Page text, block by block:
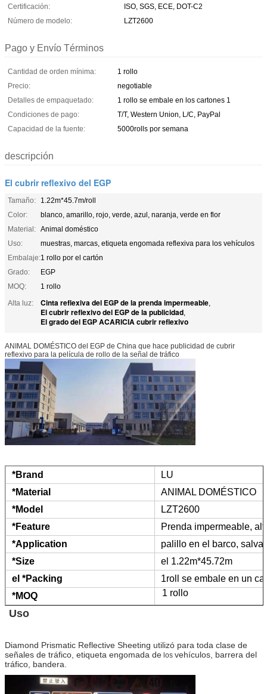
Certificación:
ISO, SGS, ECE, DOT-C2
Número de modelo:
LZT2600
Pago y Envío Términos
Cantidad de orden mínima:
1 rollo
Precio:
negotiable
Detalles de empaquetado:
1 rollo se embale en los cartones 1
Condiciones de pago:
T/T, Western Union, L/C, PayPal
Capacidad de la fuente:
5000rolls por semana
descripción
El cubrir reflexivo del EGP
Tamaño:
1.22m*45.7m/roll
Color:
blanco, amarillo, rojo, verde, azul, naranja, verde en flor
Material: Animal doméstico
Uso:
muestras, marcas, etiqueta engomada reflexiva para los vehículos
Embalaje:1 rollo por el cartón
Grado:
EGP
MOQ:
1 rollo
Alta luz:
Cinta reflexiva del EGP de la prenda impermeable,
El cubrir reflexivo del EGP de la publicidad,
El grado del EGP ACARICIA cubrir reflexivo
ANIMAL DOMÉSTICO del EGP de China que hace publicidad de cubrir
reflexivo para la película de rollo de la señal de tráfico
*Brand
LU
*Material
ANIMAL DOMÉSTICO
*Model
LZT2600
*Feature
Prenda impermeable,
*Application
palillo en el barco,
*Size
el 1.22m*45.72m
el *Packing
1roll se embale en un
*MOQ
1 rollo
Uso
Diamond Prismatic Reflective Sheeting utilizó para toda clase de
señales de tráfico, etiqueta engomada de los vehículos, barrera del
tráfico, bandera.